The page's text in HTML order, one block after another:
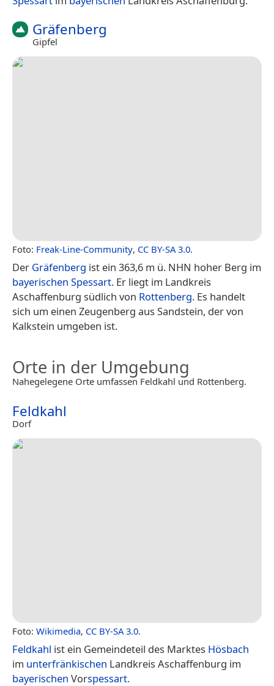
Gräfenberg
Gipfel
Foto: Freak-Line-Community, CC BY-SA 3.0.
Der Gräfenberg ist ein 363,6 m ü. NHN hoher Berg im
bayerischen Spessart. Er liegt im Landkreis
Aschaffenburg südlich von Rottenberg. Es handelt
sich um einen Zeugenberg aus Sandstein, der von
Kalkstein umgeben ist.
Orte in der Umgebung
Nahegelegene Orte umfassen Feldkahl und Rottenberg.
Feldkahl
Dorf
Foto: Wikimedia, CC BY-SA 3.0.
Feldkahl ist ein Gemeindeteil des Marktes Hösbach
im unterfränkischen Landkreis Aschaffenburg im
bayerischen Vorspessart.